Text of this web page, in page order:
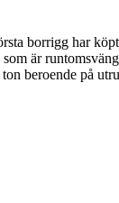
borrigg har
är
beroende på